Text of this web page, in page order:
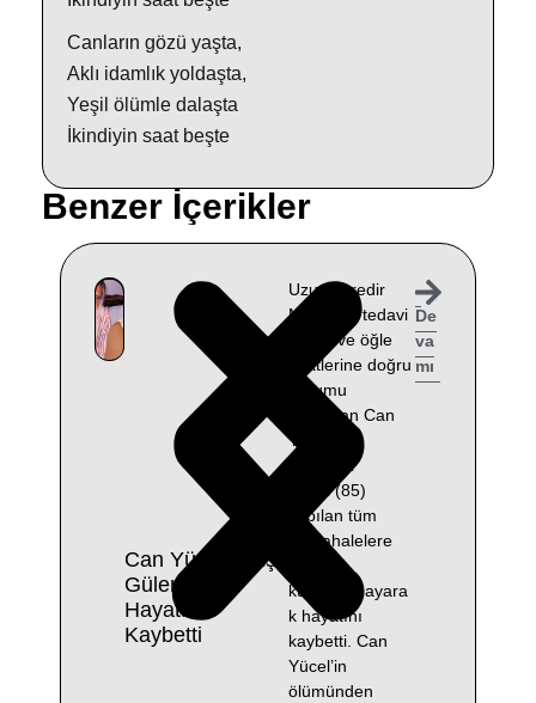
Canların gözü yaşta,
Aklı idamlık yoldaşta,
Yeşil ölümle dalaşta
İkindiyin saat beşte
Benzer İçerikler
Can Yücel’in Eşi
Güler Yücel
Hayatını
Kaybetti
Uzun süredir
Muğla’da tedavi
gören ve öğle
saatlerine doğru
durumu
ağırlaşan Can
Yücel’in
eşi Güler
Yücel (85)
yapılan tüm
müdahalelere
rağmen
kurtarılamayara
k hayatını
kaybetti. Can
Yücel’in
ölümünden
De
va
mı